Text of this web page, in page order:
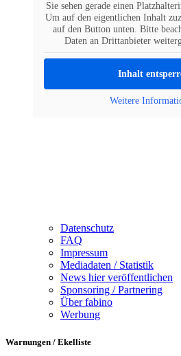
Sie sehen gerade einen
Um auf den eigentlichen Inhalt
auf den Button unten. Bitte
Daten an Drittanbieter
Inhalt
Weitere
Datenschutz
FAQ
Impressum
Mediadaten / Statistik
News hier veröffentlichen
Sponsoring / Partnering
Über fabino
Werbung
Warnungen / Ekelliste